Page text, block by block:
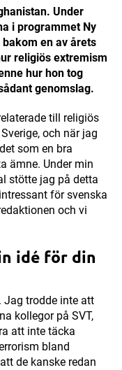
Under
i programmet Ny
en av årets
religiös extremism
hur hon tog
genomslag.
till religiös
och när jag
som en bra
ämne. Under min
stötte jag på detta
för svenska
och vi
idé för din
Jag trodde inte att
kollegor på SVT,
att inte täcka
bland
de kanske redan